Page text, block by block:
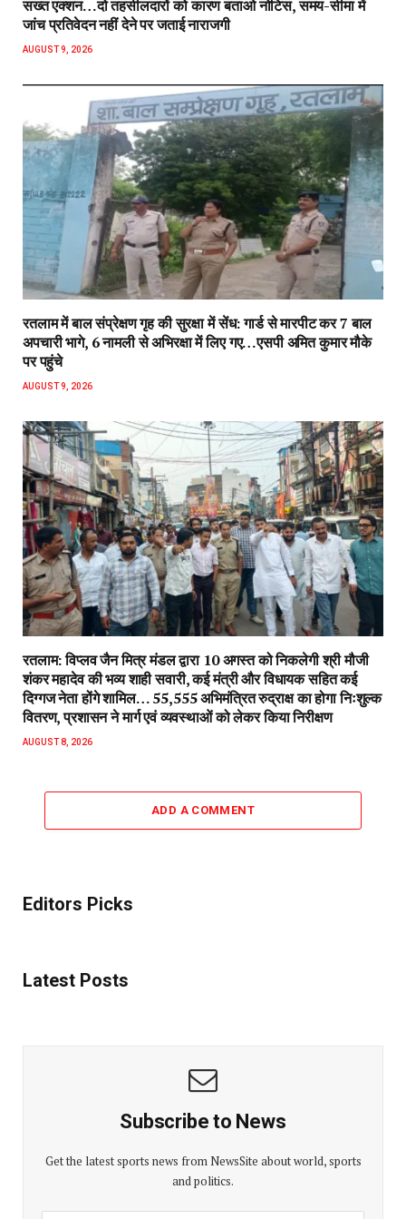
सख्त एक्शन…दो तहसीलदारों को कारण बताओ नोटिस, समय-सीमा में
जांच प्रतिवेदन नहीं देने पर जताई नाराजगी
AUGUST 9, 2026
रतलाम में बाल संप्रेक्षण गृह की सुरक्षा में सेंध: गार्ड से मारपीट कर 7 बाल
अपचारी भागे, 6 नामली से अभिरक्षा में लिए गए…एसपी अमित कुमार मौके
पर पहुंचे
AUGUST 9, 2026
रतलाम: विप्लव जैन मित्र मंडल द्वारा 10 अगस्त को निकलेगी श्री मौजी
शंकर महादेव की भव्य शाही सवारी, कई मंत्री और विधायक सहित कई
दिग्गज नेता होंगे शामिल… 55,555 अभिमंत्रित रुद्राक्ष का होगा निःशुल्क
वितरण, प्रशासन ने मार्ग एवं व्यवस्थाओं को लेकर किया निरीक्षण
AUGUST 8, 2026
ADD A COMMENT
Editors Picks
Latest Posts
Subscribe to News
Get the latest sports news from NewsSite about world, sports
and politics.